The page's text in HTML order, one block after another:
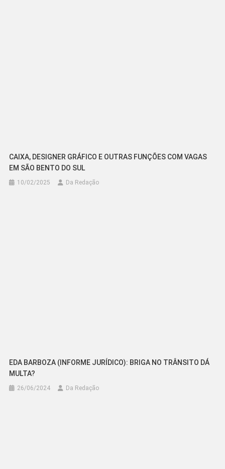
CAIXA, DESIGNER GRÁFICO E OUTRAS FUNÇÕES COM VAGAS
EM SÃO BENTO DO SUL
10/02/2025 Da Redação
EDA BARBOZA (INFORME JURÍDICO): BRIGA NO TRÂNSITO DÁ
MULTA?
26/06/2024 Da Redação